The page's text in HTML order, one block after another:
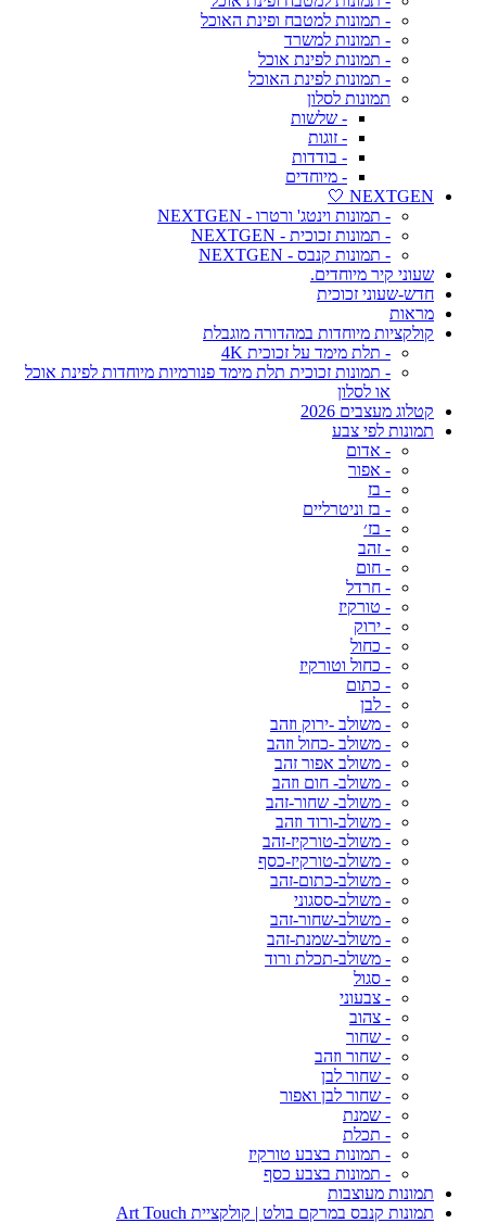
- תמונות למטבח ופינת האוכל
- תמונות למשרד
- תמונות לפינת אוכל
- תמונות לפינת האוכל
תמונות לסלון
- שלשות
- זוגות
- בודדות
- מיוחדים
NEXTGEN 🤍
- תמונות וינטג' ורטרו - NEXTGEN
- תמונות זכוכית - NEXTGEN
- תמונות קנבס - NEXTGEN
שעוני קיר מיוחדים.
חדש-שעוני זכוכית
מראות
קולקציות מיוחדות במהדורה מוגבלת
- תלת מימד על זכוכית 4K
- תמונות זכוכית תלת מימד פנורמיות מיוחדות לפינת אוכל
או לסלון
קטלוג מעצבים 2026
תמונות לפי צבע
- אדום
- אפור
- בז
- בז וניטרליים
- בז׳
- זהב
- חום
- חרדל
- טורקיז
- ירוק
- כחול
- כחול וטורקיז
- כתום
- לבן
- משולב -ירוק וזהב
- משולב -כחול וזהב
- משולב אפור זהב
- משולב- חום וזהב
- משולב- שחור-זהב
- משולב-ורוד וזהב
- משולב-טורקיז-זהב
- משולב-טורקיז-כסף
- משולב-כתום-זהב
- משולב-ססגוני
- משולב-שחור-זהב
- משולב-שמנת-זהב
- משולב-תכלת ורוד
- סגול
- צבעוני
- צהוב
- שחור
- שחור וזהב
- שחור לבן
- שחור לבן ואפור
- שמנת
- תכלת
- תמונות בצבע טורקיז
- תמונות בצבע כסף
תמונות מעוצבות
תמונות קנבס במרקם בולט | קולקציית Art Touch